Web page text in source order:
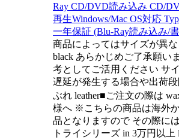
Ray CD/DVD読み込み CD/
再生Windows/Mac OS対応
一年保証 (Blu-Ray読み込み/
商品によってはサイズが異
black あらかじめご了承願い
考としてご活用ください サ
遅延が発生する場合や出荷
ぶれ leather■ご注文の際は
様へ ※こちらの商品は海外
品となりますので その際に
トライシリーズ in 3万円以上